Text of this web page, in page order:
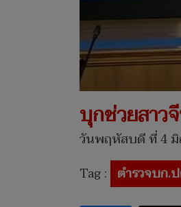
บุกช่วยสาว
วันพฤหัสบดี ที่ 4 มิ
Tag : ตำรวจบก.